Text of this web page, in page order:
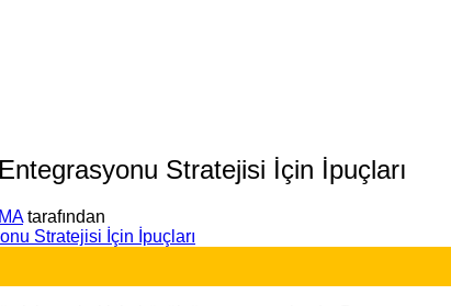
Stratejisi İçin İpuçları
tarafından